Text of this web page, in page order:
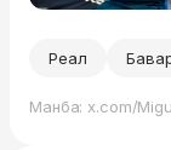
Реал
Манба: x.com/